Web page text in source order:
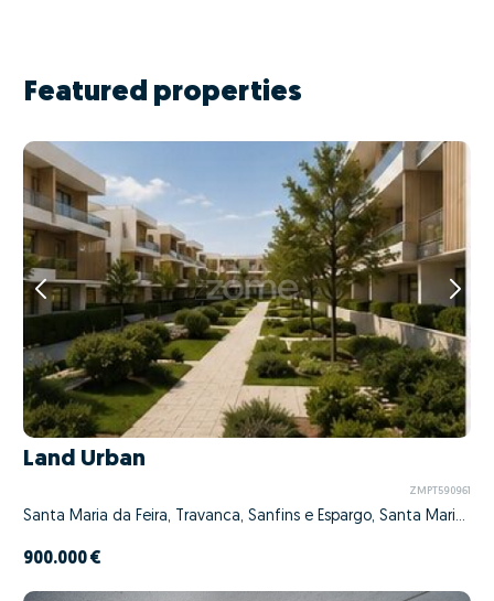
Featured properties
Land Urban
ZMPT590961
Santa Maria da Feira, Travanca, Sanfins e Espargo, Santa Maria da Feira, Aveiro
900.000 €